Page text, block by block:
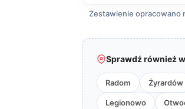
Zestawienie opracowano
Sprawdź również
Radom Żyrardów
Legionowo